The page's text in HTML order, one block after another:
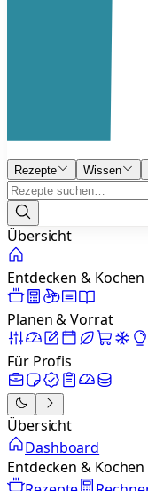
Rezepte Wissen
Übersicht
Entdecken & Kochen
Planen & Vorrat
Für Profis
Übersicht
Dashboard
Entdecken & Kochen